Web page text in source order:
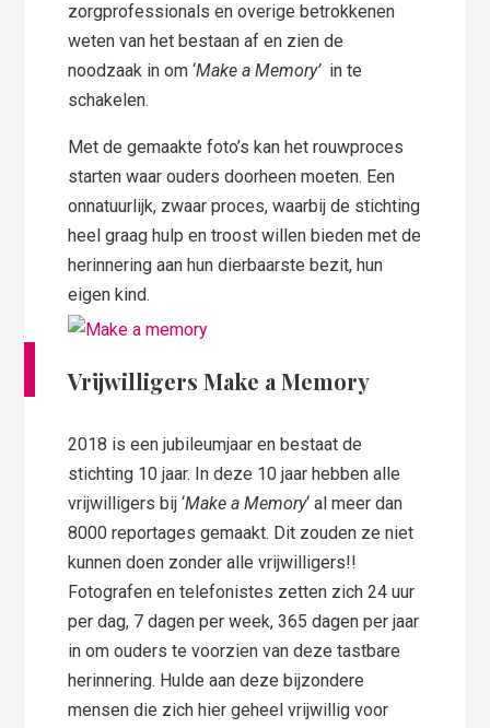
zorgprofessionals en overige betrokkenen
weten van het bestaan af en zien de
noodzaak in om ‘Make a Memory’in te
schakelen.
Met de gemaakte foto’s kan het rouwproces
starten waar ouders doorheen moeten. Een
onnatuurlijk, zwaar proces, waarbij de stichting
heel graag hulp en troost willen bieden met de
herinnering aan hun dierbaarste bezit, hun
eigen kind.
Vrijwilligers Make a Memory
2018 is een jubileumjaar en bestaat de
stichting 10 jaar. In deze 10 jaar hebben alle
vrijwilligers bij ‘Make a Memory‘ al meer dan
8000 reportages gemaakt. Dit zouden ze niet
kunnen doen zonder alle vrijwilligers!!
Fotografen en telefonistes zetten zich 24 uur
per dag, 7 dagen per week, 365 dagen per jaar
in om ouders te voorzien van deze tastbare
herinnering. Hulde aan deze bijzondere
mensen die zich hier geheel vrijwillig voor